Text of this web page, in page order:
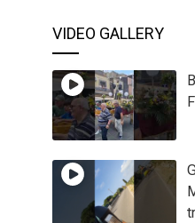
VIDEO GALLERY